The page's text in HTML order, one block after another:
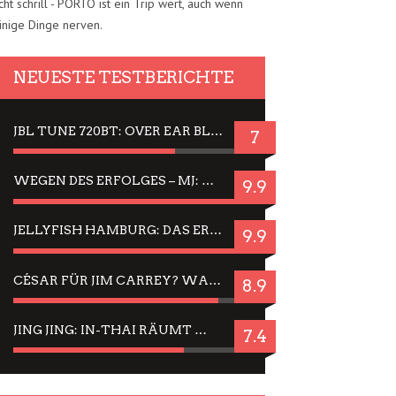
schrill - PORTO ist ein Trip wert, auch wenn
Dinge nerven.
NEUESTE TESTBERICHTE
JBL TUNE 720BT: OVER EAR BLUETOOTH KOPFHÖRER UM DIE 50,-€ IM DAUER-TEST 7
WEGEN DES ERFOLGES – MJ: MICHAEL JACKSON MUSICAL IN EINER MATINEE SEHEN 9.9
JELLYFISH HAMBURG: DAS ERFOLGREICHE SOMMER-MENÜ 2025 IN GEFÜHLEN UND BILDERN 9.9
CÉSAR FÜR JIM CARREY? WARUM DAS EINER DER NERVIGSTEN ACTORS IST UND BLEIBT 8.9
JING JING: IN-THAI RÄUMT WIEDER TITEL AB – EIN ZWEI-STUNDEN-ERLEBNISBERICHT 7.4